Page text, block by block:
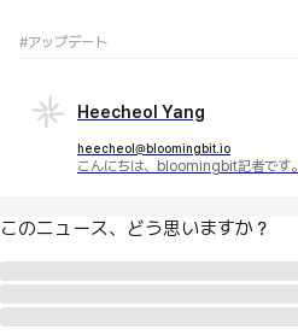
#アップデート
Heecheol Yang
heecheol@bloomingbit.io
こんにちは、bloomingbit記者です。
このニュース、どう思いますか？